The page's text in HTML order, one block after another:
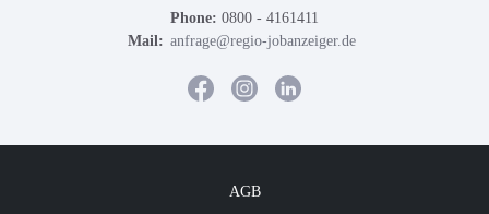
Phone: 0800 - 4161411
Mail: anfrage@regio-jobanzeiger.de
AGB